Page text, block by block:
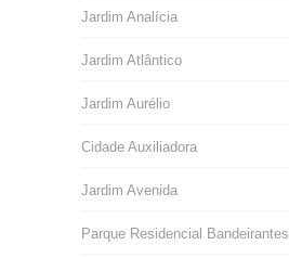
Jardim Analícia
Jardim Atlântico
Jardim Aurélio
Cidade Auxiliadora
Jardim Avenida
Parque Residencial Bandeirantes